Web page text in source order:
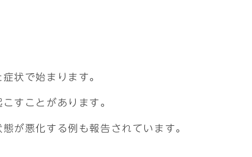
状で始まります。
すことがあります。
が悪化する例も報告されています。